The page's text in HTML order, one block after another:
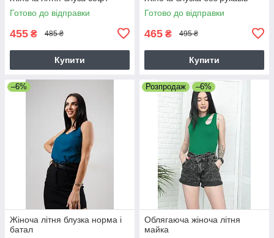
Готово до відправки
455 ₴ 485 ₴
Купити
Готово до відправки
465 ₴ 495 ₴
Купити
–6%
Жіноча літня блузка норма і
батал
Розпродаж –6%
Облягаюча жіноча літня
майка